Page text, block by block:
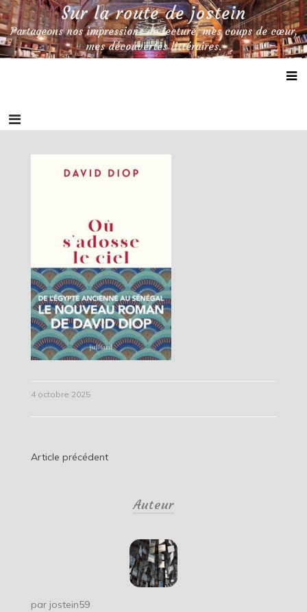
Skip
to
content
Sur la route de jostein
Partageons nos impressions de lecture, mes coups de cœur,
mes découvertes littéraires.
4 octobre 2025
Navigation
Article précédent
Auteur
par jostein59